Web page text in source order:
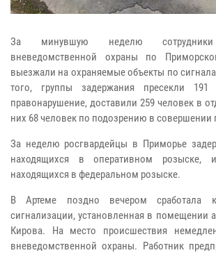
За минувшую неделю сотрудники
вневедомственной охраны по
выезжали на охраняемые объекты по
того, группы задержания пресекли 191
правонарушение, доставили 259 человек в
них 68 человек по подозрению в совершении
За неделю росгвардейцы в Приморье
находящихся в оперативном розыске,
находящихся в федеральном розыске.
В Артеме поздно вечером сработала
сигнализации, установленная в помещении
Кирова. На место происшествия
вневедомственной охраны. Работник